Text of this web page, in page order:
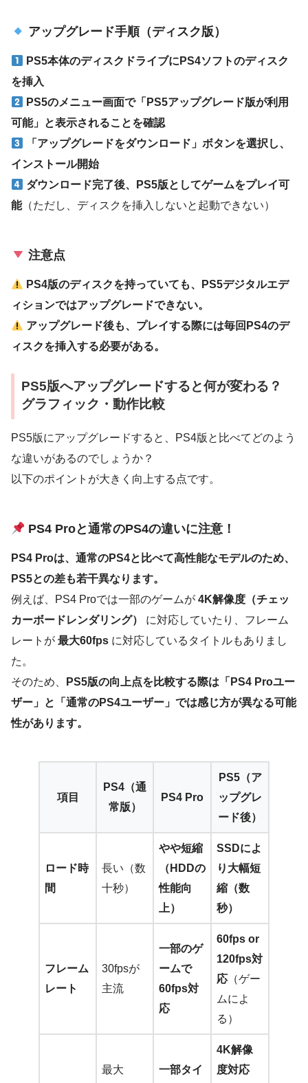
アップグレード手順（ディスク版）
PS5本体のディスクドライブにPS4ソフトのディスク
を挿入
PS5のメニュー画面で「PS5アップグレード版が利用
可能」と表示されることを確認
「アップグレードをダウンロード」ボタンを選択し、
インストール開始
ダウンロード完了後、PS5版としてゲームをプレイ可
能（ただし、ディスクを挿入しないと起動できない）
注意点
PS4版のディスクを持っていても、PS5デジタルエデ
ィションではアップグレードできない。
アップグレード後も、プレイする際には毎回PS4のデ
ィスクを挿入する必要がある。
PS5版へアップグレードすると何が変わる？
グラフィック・動作比較
PS5版にアップグレードすると、PS4版と比べてどのよう
な違いがあるのでしょうか？
以下のポイントが大きく向上する点です。
PS4 Proと通常のPS4の違いに注意！
PS4 Proは、通常のPS4と比べて高性能なモデルのため、
PS5との差も若干異なります。
例えば、PS4 Proでは一部のゲームが 4K解像度（チェッ
カーボードレンダリング）
に対応していたり、フレーム
レートが 最大60fps に対応しているタイトルもありまし
た。
そのため、
PS5版の向上点を比較する際は「PS4 Proユー
ザー」と「通常のPS4ユーザー」では感じ方が異なる可能
性があります。
項目
PS4（通
常版）
PS4 Pro
PS5（ア
ップグレ
ード後）
ロード時
間
長い（数
十秒）
やや短縮
（HDDの
性能向
上）
SSDによ
り大幅短
縮（数
秒）
フレーム
レート
30fpsが
主流
一部のゲ
ームで
60fps対
応
60fps or
120fps対
応 （ゲー
ムによ
る）
最大
一部タイ
4K解像
度対応